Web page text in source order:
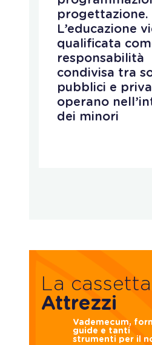
progettazione.
L’educazione
qualificata
responsabilità
condivisa tra
pubblici e
operano
dei minori
La
Attrezzi
Vademecum,
guide e tanti
strumenti per il